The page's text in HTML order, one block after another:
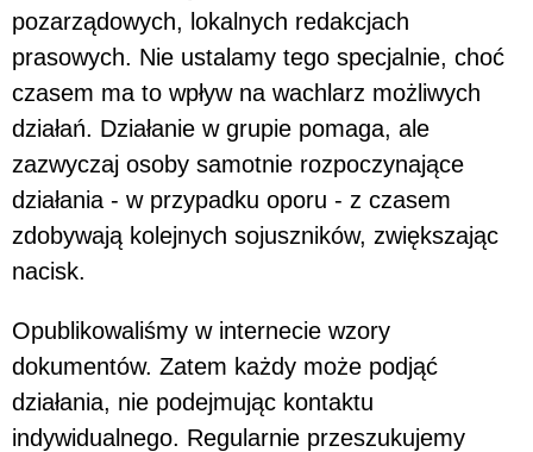
pozarządowych, lokalnych redakcjach
prasowych. Nie ustalamy tego specjalnie, choć
czasem ma to wpływ na wachlarz możliwych
działań. Działanie w grupie pomaga, ale
zazwyczaj osoby samotnie rozpoczynające
działania - w przypadku oporu - z czasem
zdobywają kolejnych sojuszników, zwiększając
nacisk.
Opublikowaliśmy w internecie wzory
dokumentów. Zatem każdy może podjąć
działania, nie podejmując kontaktu
indywidualnego. Regularnie przeszukujemy